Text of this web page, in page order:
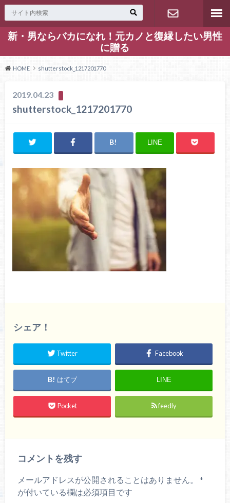
新・男ならバカになれ！元カノと復縁したい男性
に贈る
お問い合わ
HOME shutterstock_1217201770
2019.04.23
shutterstock_1217201770
LINE
シェア！
Twitter Facebook
はてブ LINE
Pocket feedly
コメントを残す
メールアドレスが公開されることはありません。
*
が付いている欄は必須項目です